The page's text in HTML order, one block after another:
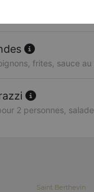
frites, sauce au
2 personnes,
Saint Berthevin